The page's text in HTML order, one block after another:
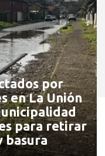
por
en La Unión
para retirar
basura